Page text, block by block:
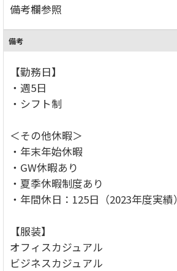
備考欄参照
備考
【勤務日】
・週5日
・シフト制
＜その他休暇＞
・年末年始休暇
・GW休暇あり
・夏季休暇制度あり
・年間休日：125日（2023年度実績）
【服装】
オフィスカジュアル
ビジネスカジュアル